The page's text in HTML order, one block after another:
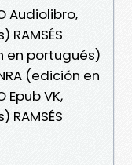
Audiolibro,
RAMSÉS
en portugués)
(edición en
Epub VK,
RAMSÉS